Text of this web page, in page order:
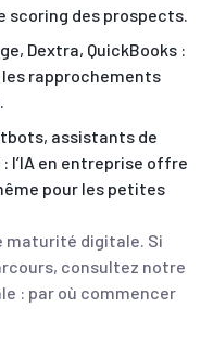
scoring des prospects.
Dextra, QuickBooks :
rapprochements
assistants de
l’IA en entreprise offre
pour les petites
maturité digitale. Si
consultez notre
: par où commencer